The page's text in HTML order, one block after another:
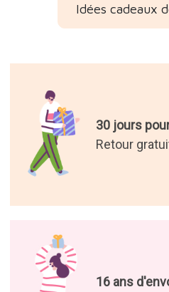
Idées cadeaux
30 jours
Retour
16 ans